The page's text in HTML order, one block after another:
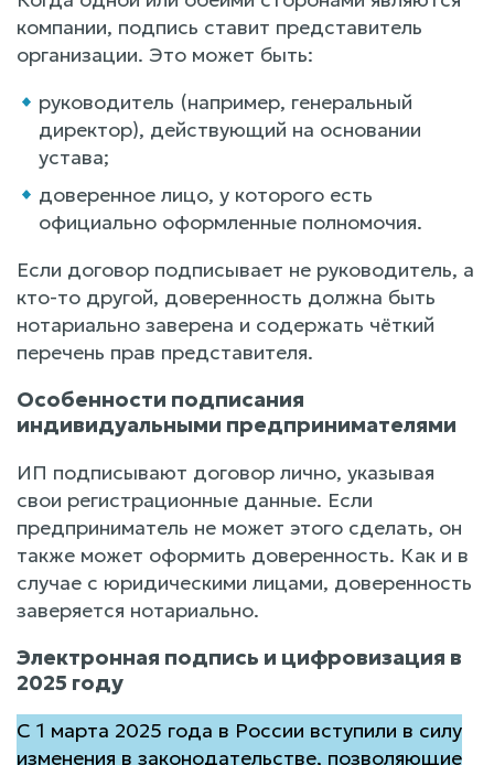
компании, подпись ставит представитель
организации. Это может быть:
руководитель (например, генеральный
директор), действующий на основании
устава;
доверенное лицо, у которого есть
официально оформленные полномочия.
Если договор подписывает не руководитель, а
кто-то другой, доверенность должна быть
нотариально заверена и содержать чёткий
перечень прав представителя.
Особенности подписания
индивидуальными предпринимателями
ИП подписывают договор лично, указывая
свои регистрационные данные. Если
предприниматель не может этого сделать, он
также может оформить доверенность. Как и в
случае с юридическими лицами, доверенность
заверяется нотариально.
Электронная подпись и цифровизация в
2025 году
С 1 марта 2025 года в России вступили в силу
изменения в законодательстве, позволяющие